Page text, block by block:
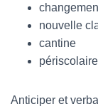
nouvelle
cantine
périscolaire
Anticiper et